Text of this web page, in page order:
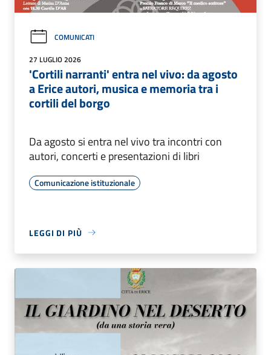
COMUNICATI
27 LUGLIO 2026
'Cortili narranti' entra nel vivo: da agosto
a Erice autori, musica e memoria tra i
cortili del borgo
Da agosto si entra nel vivo tra incontri con
autori, concerti e presentazioni di libri
Comunicazione istituzionale
LEGGI DI PIÙ